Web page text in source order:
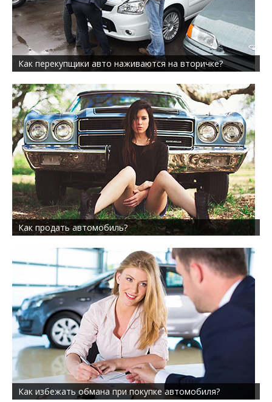
Как перекупщики авто наживаются на вторичке?
Как продать автомобиль?
Как избежать обмана при покупке автомобиля?